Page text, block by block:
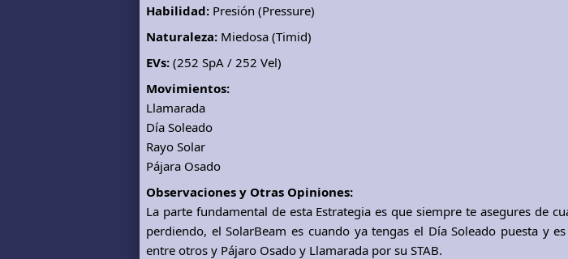
Habilidad: Presión (Pressure)
Naturaleza: Miedosa (Timid)
EVs: (252 SpA / 252 Vel)
Movimientos:
Llamarada
Día Soleado
Rayo Solar
Pájara Osado
Observaciones y Otras Opiniones:
La parte fundamental de esta Estrategia es que siempre te asegures de
perdiendo, el SolarBeam es cuando ya tengas el Día Soleado puesta y
entre otros y Pájaro Osado y Llamarada por su STAB.